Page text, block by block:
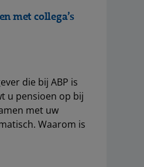
met collega’s
die bij ABP is
u pensioen op bij
met uw
Waarom is